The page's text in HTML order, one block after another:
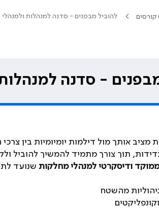
קורסים להוביל מבפנים - סדנה למנהלות
- סדנה
מציב אותך מול דילמות יומיומיות בין
תוך צורך מתמיד להמשיך להוביל
ודיסקרטי למנהלי מחלקות שנועד
מהשטח